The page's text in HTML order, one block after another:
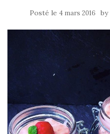
Posté le 4 mars 2016 by